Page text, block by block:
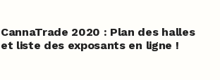
CannaTrade 2020 : Plan des halles
et liste des exposants en ligne !